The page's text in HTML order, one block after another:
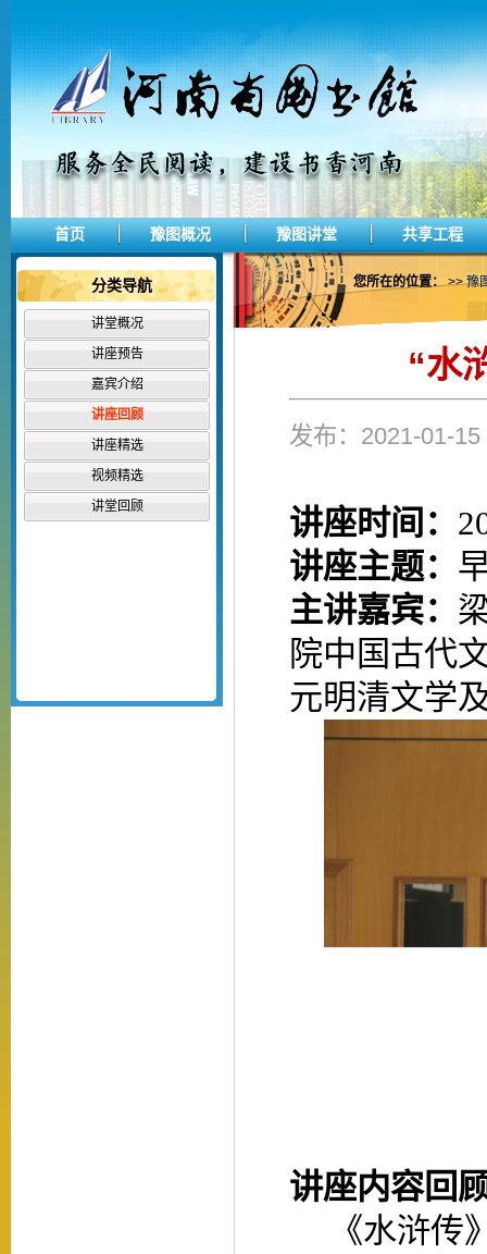
首页 豫图概况 豫图讲堂 共享工程
分类导航
讲堂概况
讲座预告
嘉宾介绍
讲座回顾
讲座精选
视频精选
讲堂回顾
您所在的位置：>>豫
“水
发布：2021-01-
讲座时间：
讲座主题：
主讲嘉宾：
院中国古代
元明清文学
讲座内容回
《水浒